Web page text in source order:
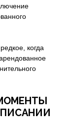
когда